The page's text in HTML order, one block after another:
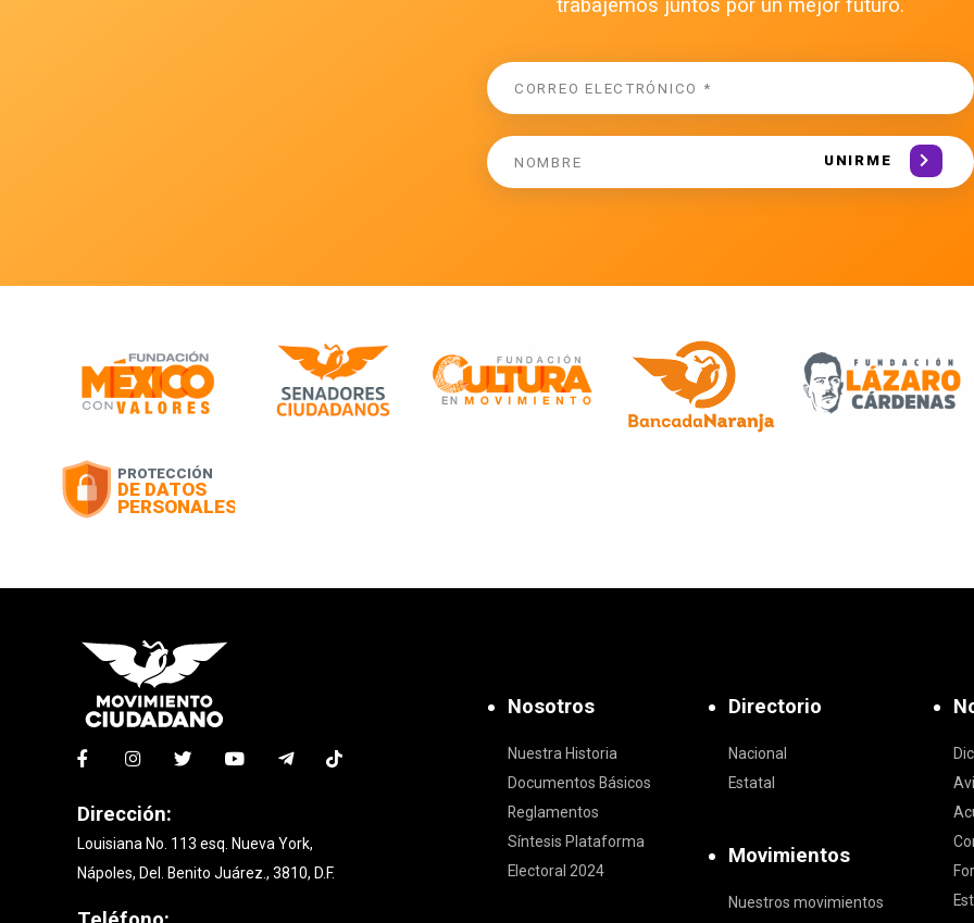
trabajemos juntos por un mejor futuro.
UNIRME
Dirección:
Louisiana No. 113 esq. Nueva York,
Nápoles, Del. Benito Juárez., 3810, D.F.
Nosotros
Nuestra Historia
Documentos Básicos
Reglamentos
Síntesis Plataforma
Electoral 2024
Directorio
Nacional
Estatal
Movimientos
Nuestros movimientos